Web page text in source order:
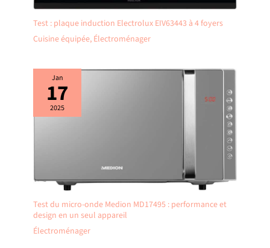
Test : plaque induction Electrolux EIV63443 à 4 foyers
Cuisine équipée, Électroménager
Jan
17
2025
Test du micro-onde Medion MD17495 : performance et
design en un seul appareil
Électroménager